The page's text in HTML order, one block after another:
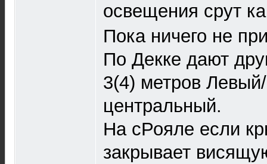
освещения срут
Пока ничего не
По Декке дают
3(4) метров
центральный.
На сРояле если
закрывает